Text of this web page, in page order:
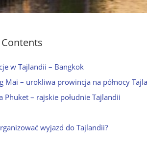
w Tajlandii – Bangkok
Mai – urokliwa prowincja na północy
Phuket – rajskie południe Tajlandii
wyjazd do Tajlandii?